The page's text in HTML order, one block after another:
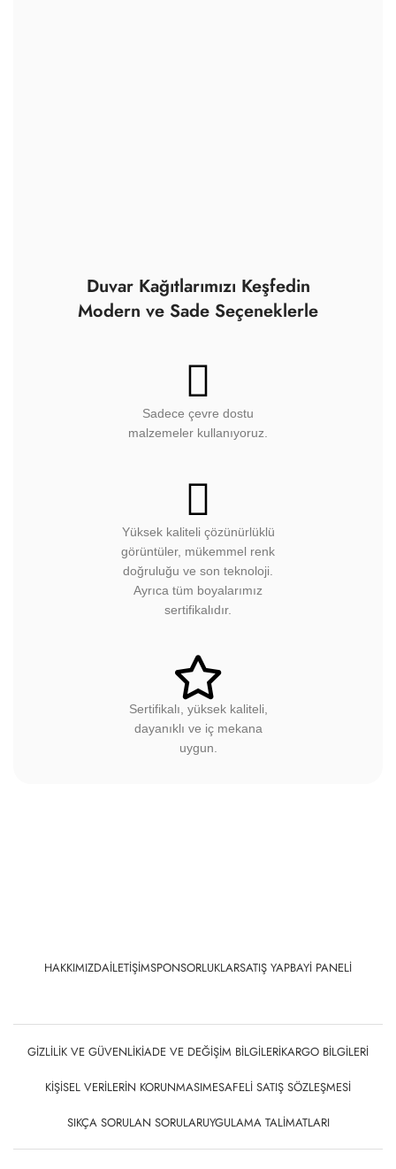
Duvar Kağıtlarımızı Keşfedin
Modern ve Sade Seçeneklerle
Sadece çevre dostu
malzemeler kullanıyoruz.
Yüksek kaliteli çözünürlüklü
görüntüler, mükemmel renk
doğruluğu ve son teknoloji.
Ayrıca tüm boyalarımız
sertifikalıdır.
Sertifikalı, yüksek kaliteli,
dayanıklı ve iç mekana
uygun.
HAKKIMIZDAİLETIŞIMSPONSORLUKLARSATIŞ YAPBAYI PANELI
GIZLILIK VE GÜVENLIKİADE VE DEĞIŞIM BILGILERIKARGO BILGILERI
KIŞISEL VERILERIN KORUNMASIMESAFELI SATIŞ SÖZLEŞMESI
SIKÇA SORULAN SORULARUYGULAMA TALIMATLARI